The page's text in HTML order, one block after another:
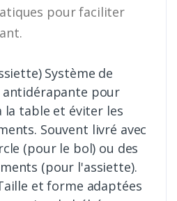
pour faciliter
Système de
antidérapante pour
la table et éviter les
Souvent livré avec
(pour le bol) ou des
(pour l'assiette).
et forme adaptées